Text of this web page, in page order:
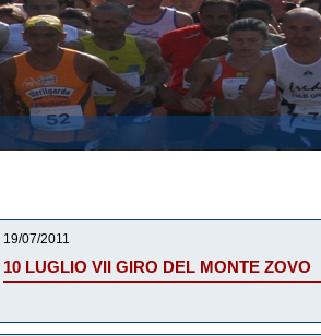
19/07/2011
10 LUGLIO VII GIRO DEL MONTE ZOVO